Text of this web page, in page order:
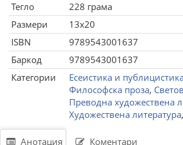
Тегло
228 грама
Размери
13x20
ISBN
9789543001637
Баркод
9789543001637
Категории
Есеистика и
Философска проза,
Преводна художествена
Художествена литература,
Анотация Коментари